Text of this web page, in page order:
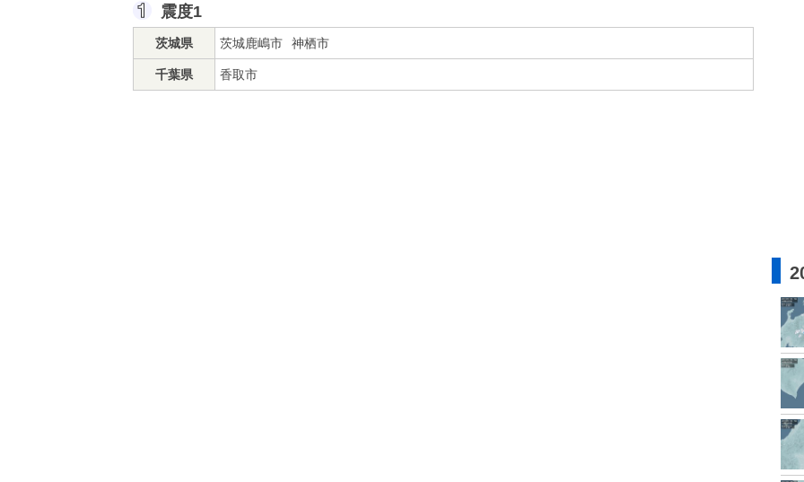
震度1
茨城県 茨城鹿嶋市 神栖市
千葉県 香取市